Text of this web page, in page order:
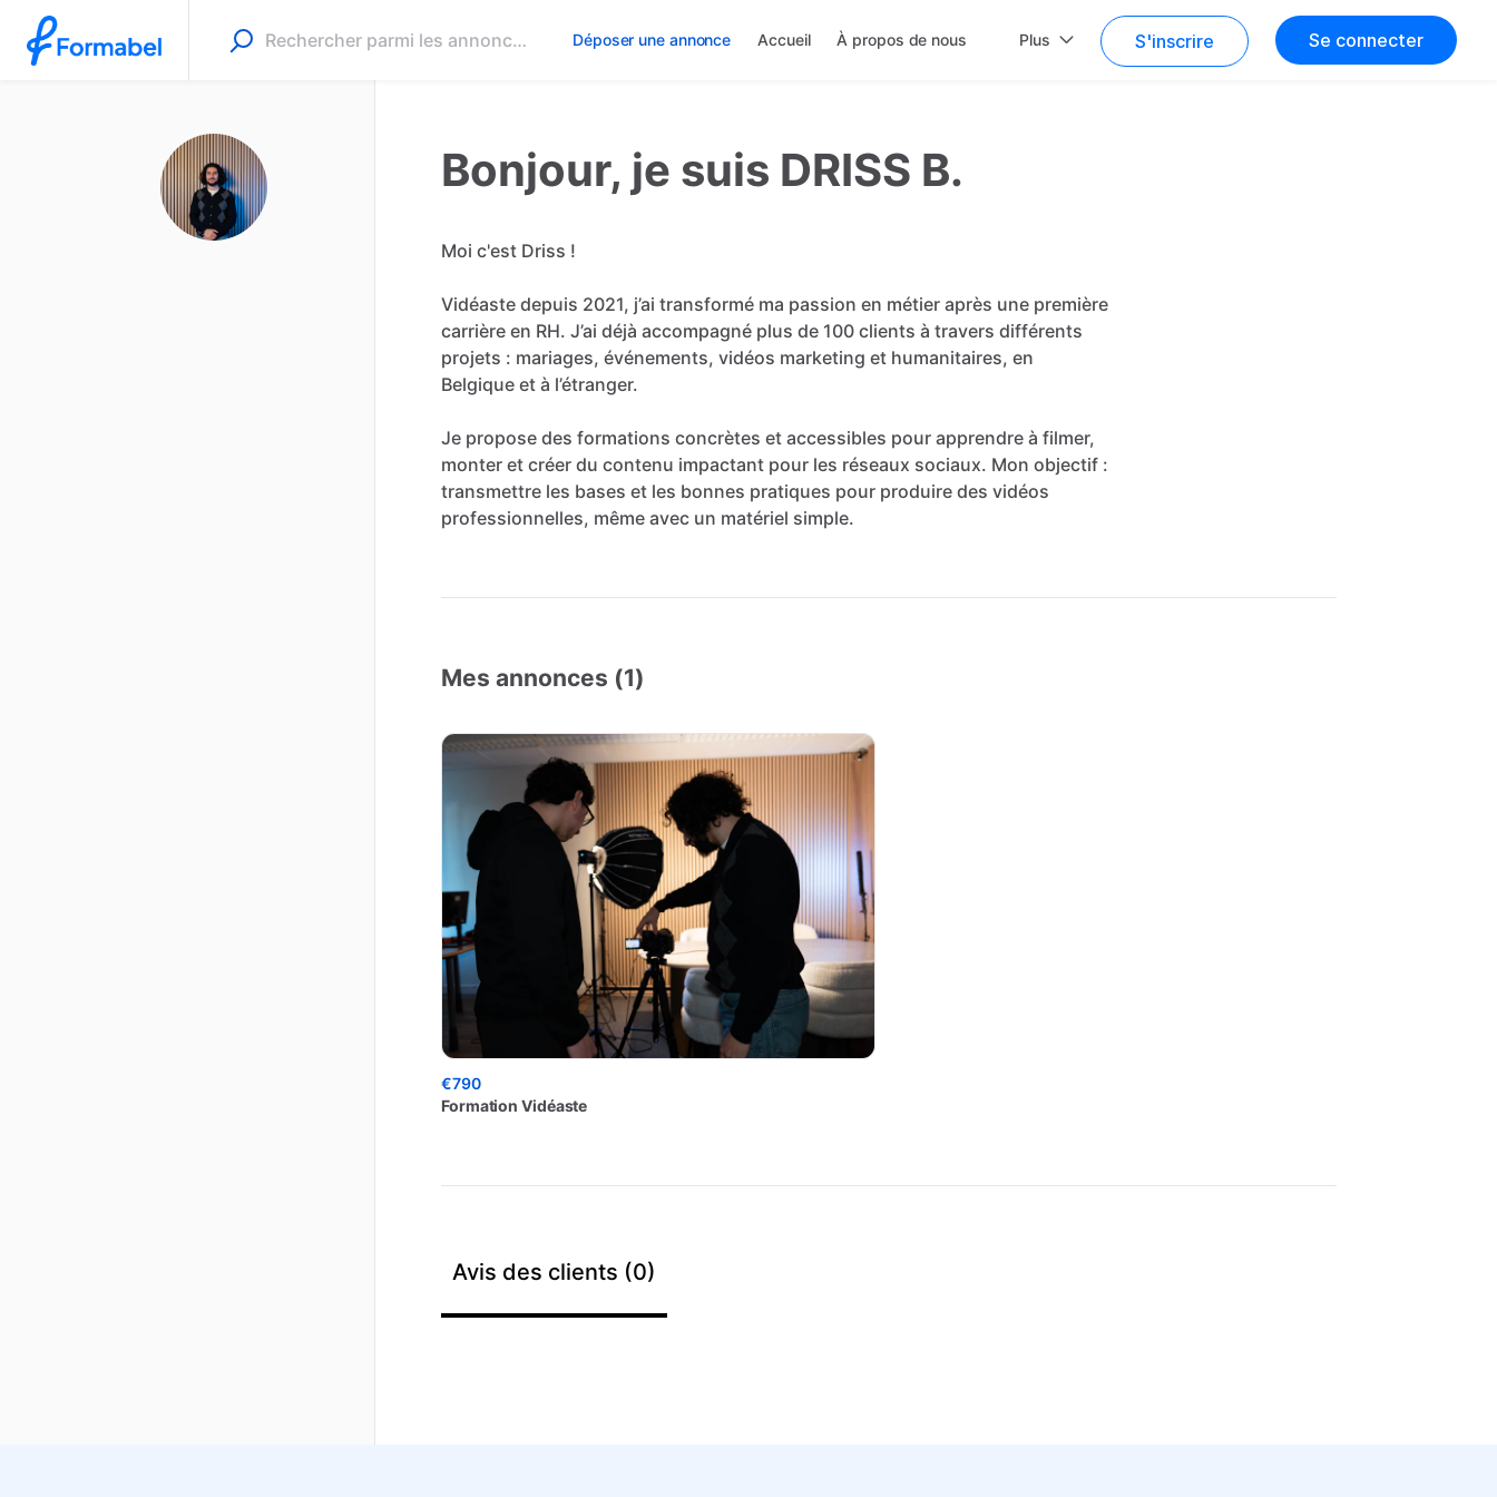
Déposer une annonce Accueil À propos de nous Plus S'inscrire Se connecter
Bonjour, je suis DRISS B.
Moi c'est Driss !
Vidéaste depuis 2021, j’ai transformé ma passion en métier après une première
carrière en RH. J’ai déjà accompagné plus de 100 clients à travers différents
projets : mariages, événements, vidéos marketing et humanitaires, en
Belgique et à l’étranger.
Je propose des formations concrètes et accessibles pour apprendre à filmer,
monter et créer du contenu impactant pour les réseaux sociaux. Mon objectif :
transmettre les bases et les bonnes pratiques pour produire des vidéos
professionnelles, même avec un matériel simple.
Mes annonces (1)
€790
Formation Vidéaste
Avis des clients (0)